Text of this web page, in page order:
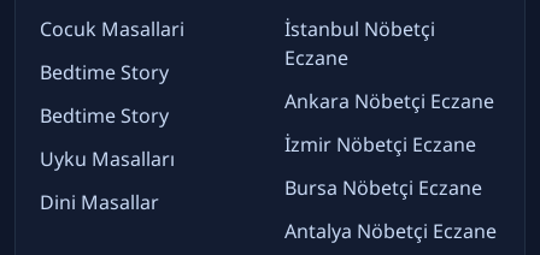
Cocuk Masallari
Bedtime Story
Bedtime Story
Uyku Masalları
Dini Masallar
İstanbul Nöbetçi
Eczane
Ankara Nöbetçi Eczane
İzmir Nöbetçi Eczane
Bursa Nöbetçi Eczane
Antalya Nöbetçi Eczane